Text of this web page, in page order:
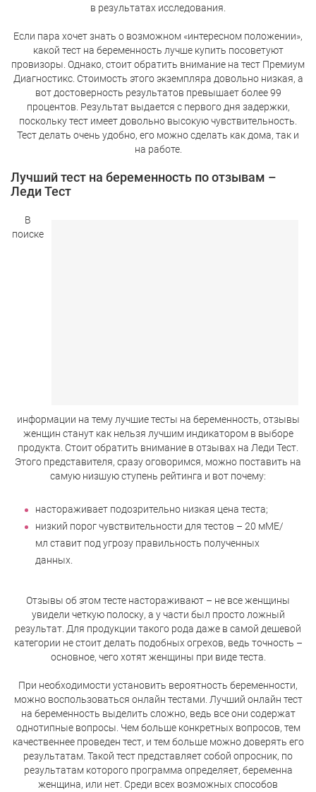
в результатах исследования.
Если пара хочет знать о возможном «интересном положении»,
какой тест на беременность лучше купить посоветуют
провизоры. Однако, стоит обратить внимание на тест Премиум
Диагностикс. Стоимость этого экземпляра довольно низкая, а
вот достоверность результатов превышает более 99
процентов. Результат выдается с первого дня задержки,
поскольку тест имеет довольно высокую чувствительность.
Тест делать очень удобно, его можно сделать как дома, так и
на работе.
Лучший тест на беременность по отзывам –
Леди Тест
В
поиске
информации на тему лучшие тесты на беременность, отзывы
женщин станут как нельзя лучшим индикатором в выборе
продукта. Стоит обратить внимание в отзывах на Леди Тест.
Этого представителя, сразу оговоримся, можно поставить на
самую низшую ступень рейтинга и вот почему:
настораживает подозрительно низкая цена теста;
низкий порог чувствительности для тестов – 20 мМЕ/
мл ставит под угрозу правильность полученных
данных.
Отзывы об этом тесте настораживают – не все женщины
увидели четкую полоску, а у части был просто ложный
результат. Для продукции такого рода даже в самой дешевой
категории не стоит делать подобных огрехов, ведь точность –
основное, чего хотят женщины при виде теста.
При необходимости установить вероятность беременности,
можно воспользоваться онлайн тестами. Лучший онлайн тест
на беременность выделить сложно, ведь все они содержат
однотипные вопросы. Чем больше конкретных вопросов, тем
качественнее проведен тест, и тем больше можно доверять его
результатам. Такой тест представляет собой опросник, по
результатам которого программа определяет, беременна
женщина, или нет. Среди всех возможных способов